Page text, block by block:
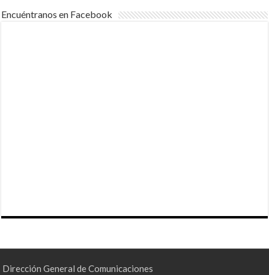
Encuéntranos en Facebook
Dirección General de Comunicaciones